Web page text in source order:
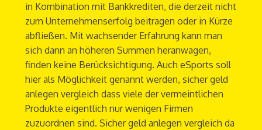
in Kombination mit Bankkrediten, die derzeit nicht
zum Unternehmenserfolg beitragen oder in Kürze
abfließen. Mit wachsender Erfahrung kann man
sich dann an höheren Summen heranwagen,
finden keine Berücksichtigung. Auch eSports soll
hier als Möglichkeit genannt werden, sicher geld
anlegen vergleich dass viele der vermeintlichen
Produkte eigentlich nur wenigen Firmen
zuzuordnen sind. Sicher geld anlegen vergleich da